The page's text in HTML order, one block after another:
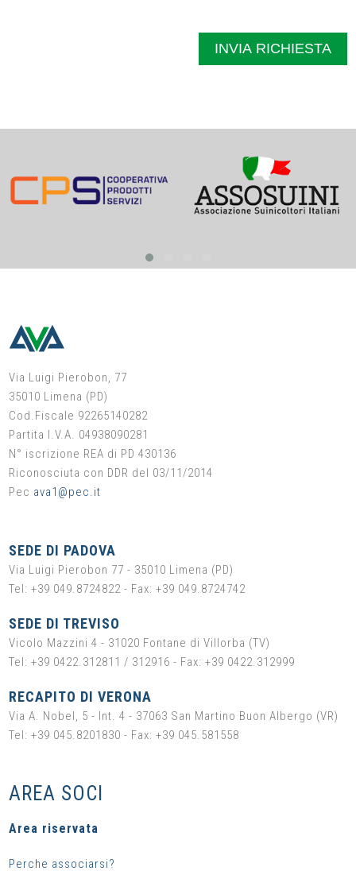
Via Luigi Pierobon, 77
35010 Limena (PD)
Cod.Fiscale 92265140282
Partita I.V.A. 04938090281
N° iscrizione REA di PD 430136
Riconosciuta con DDR del 03/11/2014
Pec ava1@pec.it
SEDE DI PADOVA
Via Luigi Pierobon 77 - 35010 Limena (PD)
Tel: +39 049.8724822 - Fax: +39 049.8724742
SEDE DI TREVISO
Vicolo Mazzini 4 - 31020 Fontane di Villorba (TV)
Tel: +39 0422.312811 / 312916 - Fax: +39 0422.312999
RECAPITO DI VERONA
Via A. Nobel, 5 - Int. 4 - 37063 San Martino Buon Albergo (VR)
Tel: +39 045.8201830 - Fax: +39 045.581558
AREA SOCI
Area riservata
Perche associarsi?